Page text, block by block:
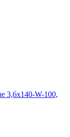
3,6x140-W-100,